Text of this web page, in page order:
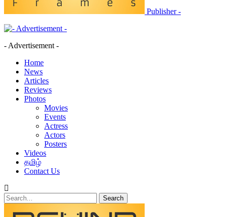
Publisher -
- Advertisement -
Home
News
Articles
Reviews
Photos
Movies
Events
Actress
Actors
Posters
Videos
தமிழ்
Contact Us